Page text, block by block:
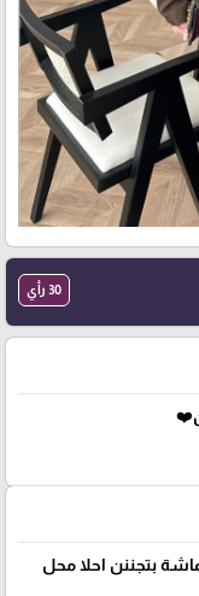
30 رأي
بتجننن احلا محل